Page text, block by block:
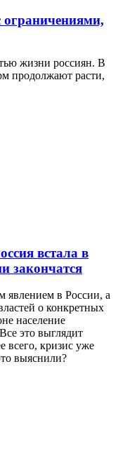
ограничениями,
жизни россиян. В
продолжают расти,
встала в
закончатся
явлением в России, а
о конкретных
население
это выглядит
всего, кризис уже
выяснили?